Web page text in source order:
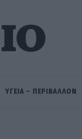
ΥΓΕΙΑ – ΠΕΡΙΒΑΛΛΟΝ